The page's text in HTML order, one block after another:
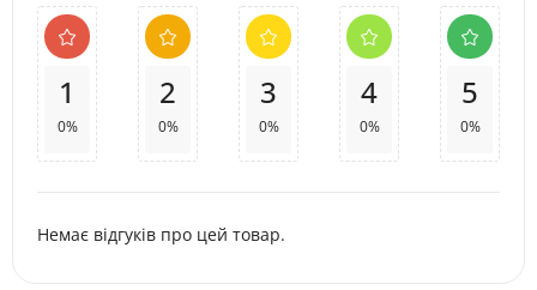
1
0%
2
0%
3
0%
4
0%
5
0%
Немає відгуків про цей товар.